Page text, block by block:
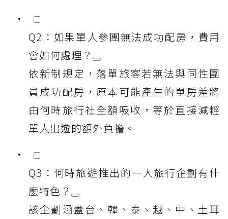
Q2：如果單人參團無法成功配房，費用
會如何處理？
依新制規定，落單旅客若無法與同性團
員成功配房，原本可能產生的單房差將
由何時旅行社全額吸收，等於直接減輕
單人出遊的額外負擔。
Q3：何時旅遊推出的一人旅行企劃有什
麼特色？
該企劃涵蓋台、韓、泰、越、中、土耳